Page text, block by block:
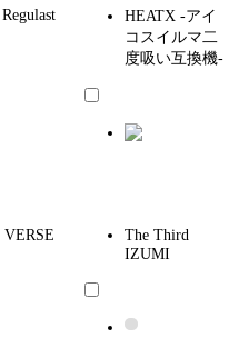
Regulast
HEATX -アイ
コスイルマ二
度吸い互換機-
VERSE
The Third
IZUMI